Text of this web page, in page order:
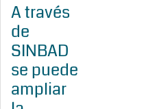
A través
de
SINBAD
se puede
ampliar